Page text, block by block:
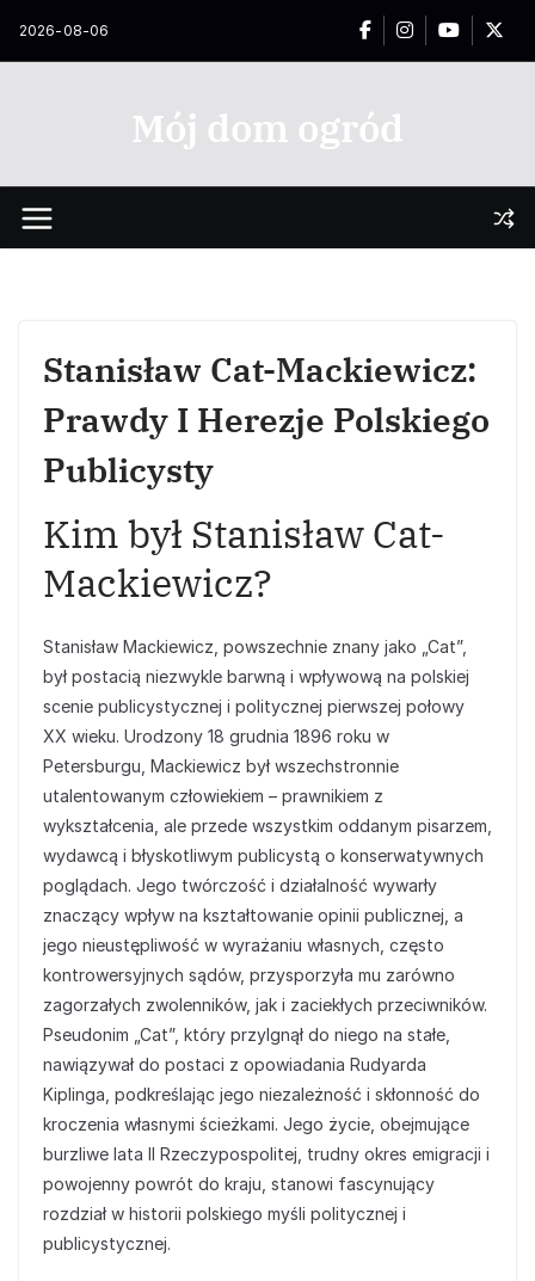
2026-08-06
Mój dom ogród
Stanisław Cat-Mackiewicz:
Prawdy I Herezje Polskiego
Publicysty
Kim był Stanisław Cat-
Mackiewicz?
Stanisław Mackiewicz, powszechnie znany jako „Cat”,
był postacią niezwykle barwną i wpływową na polskiej
scenie publicystycznej i politycznej pierwszej połowy
XX wieku. Urodzony 18 grudnia 1896 roku w
Petersburgu, Mackiewicz był wszechstronnie
utalentowanym człowiekiem – prawnikiem z
wykształcenia, ale przede wszystkim oddanym pisarzem,
wydawcą i błyskotliwym publicystą o konserwatywnych
poglądach. Jego twórczość i działalność wywarły
znaczący wpływ na kształtowanie opinii publicznej, a
jego nieustępliwość w wyrażaniu własnych, często
kontrowersyjnych sądów, przysporzyła mu zarówno
zagorzałych zwolenników, jak i zaciekłych przeciwników.
Pseudonim „Cat”, który przylgnął do niego na stałe,
nawiązywał do postaci z opowiadania Rudyarda
Kiplinga, podkreślając jego niezależność i skłonność do
kroczenia własnymi ścieżkami. Jego życie, obejmujące
burzliwe lata II Rzeczypospolitej, trudny okres emigracji i
powojenny powrót do kraju, stanowi fascynujący
rozdział w historii polskiego myśli politycznej i
publicystycznej.